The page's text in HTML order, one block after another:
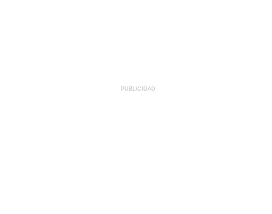
PUBLICIDAD